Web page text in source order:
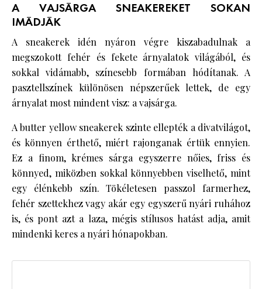
A VAJSÁRGA SNEAKEREKET SOKAN
IMÁDJÁK
A sneakerek idén nyáron végre kiszabadulnak a
megszokott fehér és fekete árnyalatok világából, és
sokkal vidámabb, színesebb formában hódítanak. A
pasztellszínek különösen népszerűek lettek, de egy
árnyalat most mindent visz: a vajsárga.
A butter yellow sneakerek szinte ellepték a divatvilágot,
és könnyen érthető, miért rajonganak értük ennyien.
Ez a finom, krémes sárga egyszerre nőies, friss és
könnyed, miközben sokkal könnyebben viselhető, mint
egy élénkebb szín. Tökéletesen passzol farmerhez,
fehér szettekhez vagy akár egy egyszerű nyári ruhához
is, és pont azt a laza, mégis stílusos hatást adja, amit
mindenki keres a nyári hónapokban.